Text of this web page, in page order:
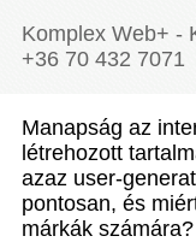
Komplex Web+ -
+36 70 432 7071
Manapság az
létrehozott
azaz user-
pontosan, és
márkák számára?